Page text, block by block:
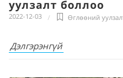
уулзалт боллоо
2022-12-03 Өглөөний
Дэлгэрэнгүй